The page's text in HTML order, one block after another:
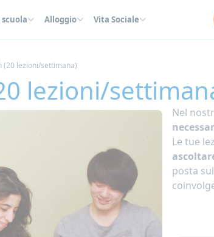
Alloggio Vita Sociale
(20 lezioni/settimana)
lezioni/
Nel
Le tue
posta